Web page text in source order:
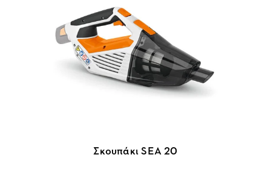
Σκουπάκι SEA 20